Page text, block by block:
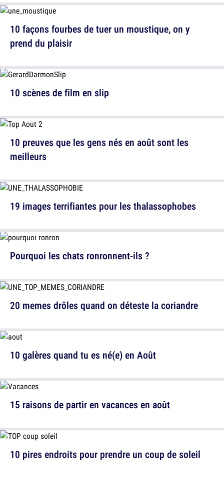
10 scènes de film en slip
19 images terrifiantes pour les thalassophobes
20 memes drôles quand on déteste la coriandre
15 raisons de partir en vacances en août
10 façons fourbes de tuer un moustique, on y
prend du plaisir
10 preuves que les gens nés en août sont les
meilleurs
Pourquoi les chats ronronnent-ils ?
10 galères quand tu es né(e) en Août
10 pires endroits pour prendre un coup de soleil